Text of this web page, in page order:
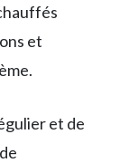
et
et de